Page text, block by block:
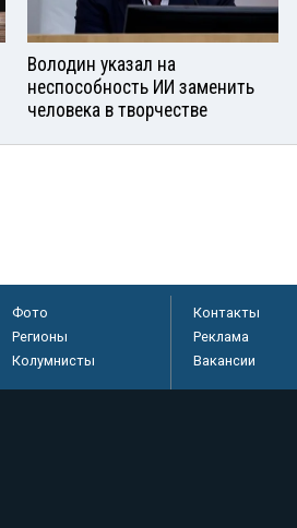
Володин указал на
неспособность ИИ заменить
человека в творчестве
Фото
Регионы
Колумнисты
Контакты
Реклама
Вакансии